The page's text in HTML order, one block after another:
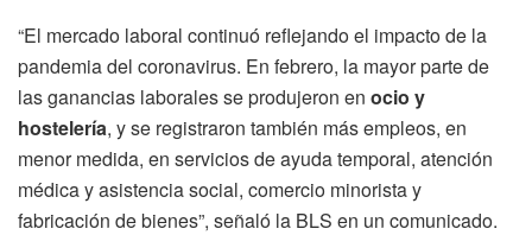
“El mercado laboral continuó reflejando el impacto de la
pandemia del coronavirus. En febrero, la mayor parte de
las ganancias laborales se produjeron en ocio y
hostelería, y se registraron también más empleos, en
menor medida, en servicios de ayuda temporal, atención
médica y asistencia social, comercio minorista y
fabricación de bienes”, señaló la BLS en un comunicado.